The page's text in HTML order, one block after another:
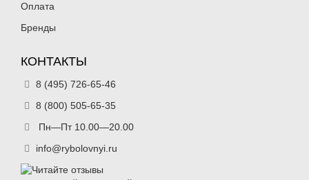
Оплата
Бренды
КОНТАКТЫ
8 (495) 726-65-46
8 (800) 505-65-35
Пн—Пт 10.00—20.00
info@rybolovnyi.ru